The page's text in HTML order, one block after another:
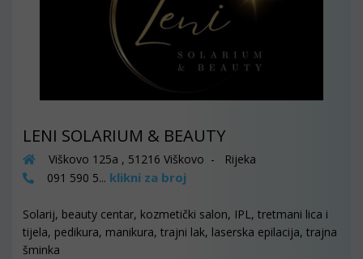
LENI SOLARIUM & BEAUTY
Viškovo 125a , 51216 Viškovo - Rijeka
091 590 5... klikni za broj
Solarij, beauty centar, kozmetički salon, IPL, tretmani lica i
tijela, pedikura, manikura, trajni lak, laserska epilacija, trajna
šminka